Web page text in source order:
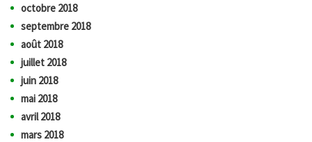
octobre 2018
septembre 2018
août 2018
juillet 2018
juin 2018
mai 2018
avril 2018
mars 2018